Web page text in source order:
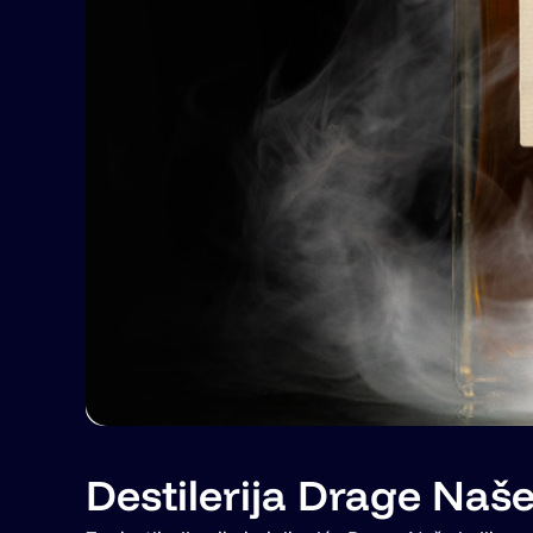
Destilerija Drage